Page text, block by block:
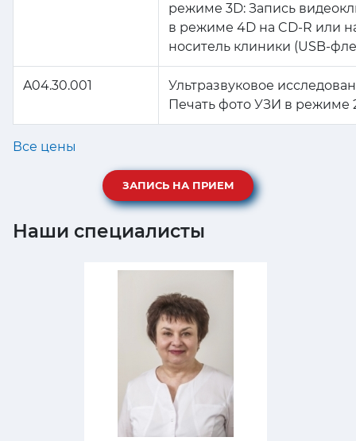
режиме 3D: Запись
в режиме 4D на CD-R или
носитель клиники (USB-
A04.30.001
Ультразвуковое
Печать фото УЗИ в режиме
Все цены
ЗАПИСЬ НА ПРИЕМ
Наши специалисты